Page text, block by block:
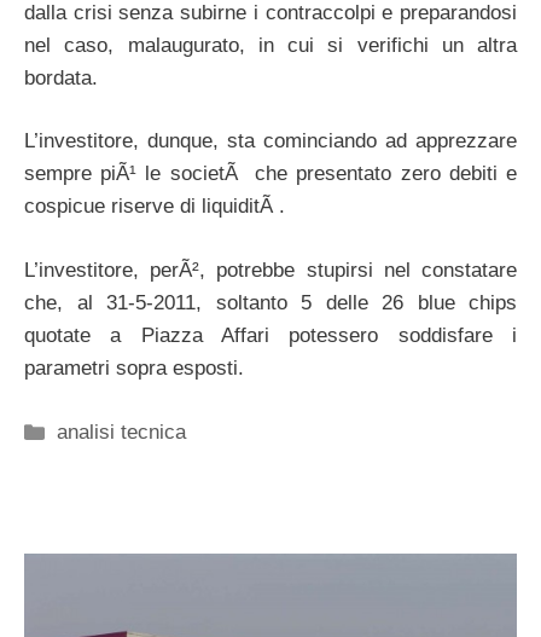
dalla crisi senza subirne i contraccolpi e preparandosi
nel caso, malaugurato, in cui si verifichi un altra
bordata.
L’investitore, dunque, sta cominciando ad apprezzare
sempre piÃ¹ le societÃ che presentato zero debiti e
cospicue riserve di liquiditÃ .
L’investitore, perÃ², potrebbe stupirsi nel constatare
che, al 31-5-2011, soltanto 5 delle 26 blue chips
quotate a Piazza Affari potessero soddisfare i
parametri sopra esposti.
Categorie
analisi tecnica